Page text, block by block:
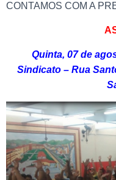
CONTAMOS COM A
Quinta, 07 de
Sindicato – Rua